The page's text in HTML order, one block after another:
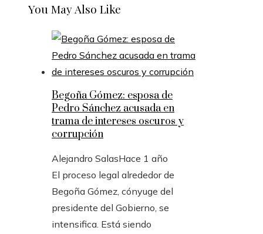
You May Also Like
Begoña Gómez: esposa de
Pedro Sánchez acusada en
trama de intereses oscuros y
corrupción
Alejandro SalasHace 1 año
El proceso legal alrededor de
Begoña Gómez, cónyuge del
presidente del Gobierno, se
intensifica. Está siendo